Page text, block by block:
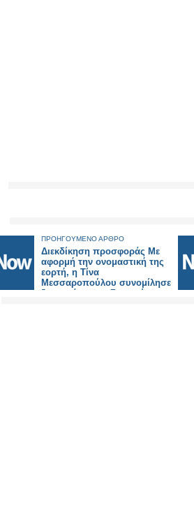
ΠΡΟΗΓΟΥΜΕΝΟ ΑΡΘΡΟ
Διεκδίκηση προσφοράς Με
αφορμή την ονομαστική της
εορτή, η Τίνα
Μεσσαροπούλου συνομίλησε
ζωντανά με την Σταματίνα